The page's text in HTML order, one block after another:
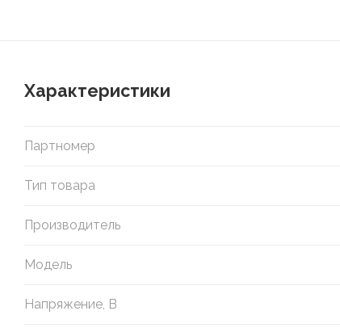
Характеристики
Партномер
Тип товара
Производитель
Модель
Напряжение, В